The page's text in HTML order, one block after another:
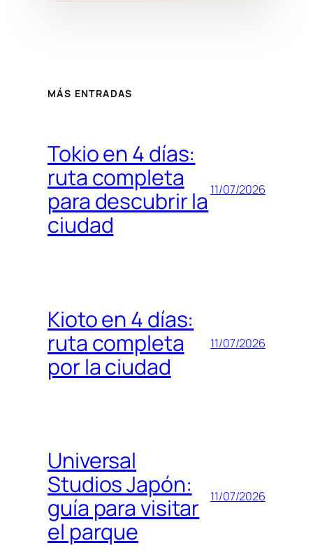
MÁS ENTRADAS
Tokio en 4 días:
ruta completa
para descubrir la
ciudad
11/07/2026
Kioto en 4 días:
ruta completa
por la ciudad
11/07/2026
Universal
Studios Japón:
guía para visitar
el parque
11/07/2026